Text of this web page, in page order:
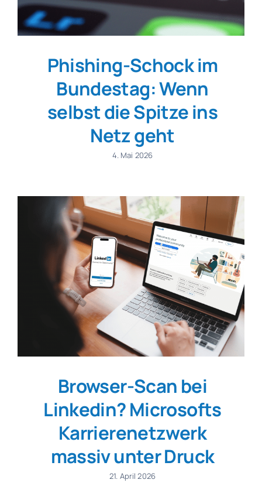
Phishing-Schock im
Bundestag: Wenn
selbst die Spitze ins
Netz geht
4. Mai 2026
Browser-Scan bei
Linkedin? Microsofts
Karrierenetzwerk
massiv unter Druck
21. April 2026